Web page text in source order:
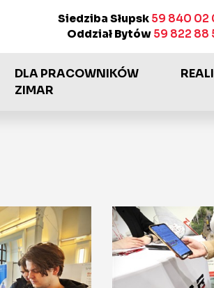
Siedziba Słupsk 59 840 02
Oddział Bytów 59 822 88
DLA PRACOWNIKÓW
ZIMAR